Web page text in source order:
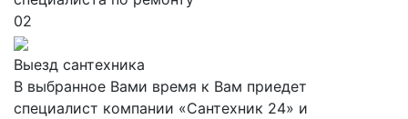
02
Выезд сантехника
В выбранное Вами время к Вам приедет
специалист компании «Сантехник 24» и